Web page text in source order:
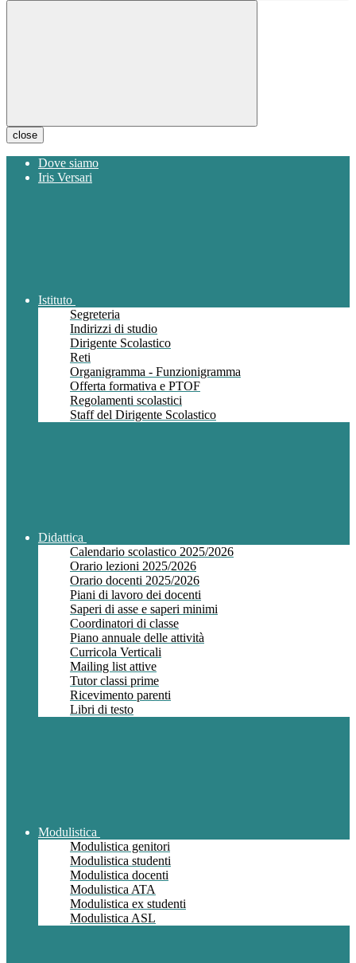
close
Dove siamo
Iris Versari
Istituto
Segreteria
Indirizzi di studio
Dirigente Scolastico
Reti
Organigramma - Funzionigramma
Offerta formativa e PTOF
Regolamenti scolastici
Staff del Dirigente Scolastico
Didattica
Calendario scolastico 2025/2026
Orario lezioni 2025/2026
Orario docenti 2025/2026
Piani di lavoro dei docenti
Saperi di asse e saperi minimi
Coordinatori di classe
Piano annuale delle attività
Curricola Verticali
Mailing list attive
Tutor classi prime
Ricevimento parenti
Libri di testo
Modulistica
Modulistica genitori
Modulistica studenti
Modulistica docenti
Modulistica ATA
Modulistica ex studenti
Modulistica ASL